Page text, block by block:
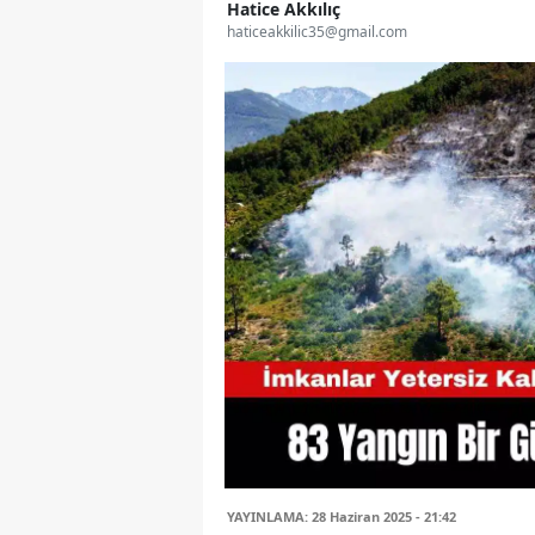
Hatice Akkılıç
haticeakkilic35@gmail.com
YAYINLAMA: 28 Haziran 2025 - 21:42